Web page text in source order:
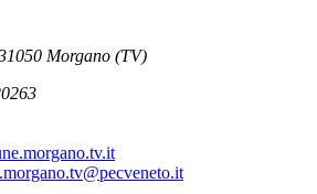
Morgano (TV)